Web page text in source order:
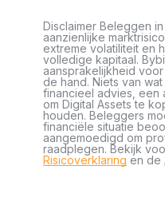
Disclaimer Beleggen
aanzienlijke
extreme volatiliteit en
volledige kapitaal.
aansprakelijkheid
de hand. Niets van
financieel advies, een
om Digital Assets te
houden. Beleggers
financiële situatie
aangemoedigd om
raadplegen. Bekijk
Risicoverklaring en de